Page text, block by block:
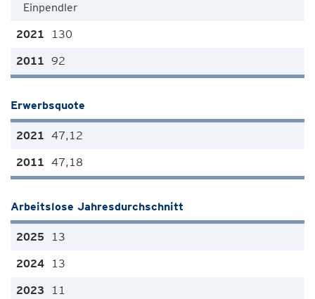
Einpendler
130
92
Erwerbsquote
47,12
47,18
Arbeitslose Jahresdurchschnitt
13
13
11